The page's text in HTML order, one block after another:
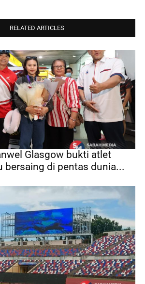
RELATED ARTICLES
Glasgow bukti atlet
bersaing di pentas dunia...